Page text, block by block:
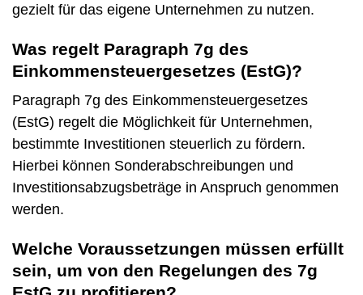
gezielt für das eigene Unternehmen zu nutzen.
Was regelt Paragraph 7g des
Einkommensteuergesetzes (EstG)?
Paragraph 7g des Einkommensteuergesetzes
(EstG) regelt die Möglichkeit für Unternehmen,
bestimmte Investitionen steuerlich zu fördern.
Hierbei können Sonderabschreibungen und
Investitionsabzugsbeträge in Anspruch genommen
werden.
Welche Voraussetzungen müssen erfüllt
sein, um von den Regelungen des 7g